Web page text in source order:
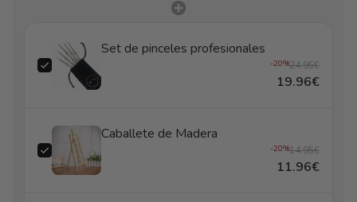
Set de pinceles profesionales
-20%24.95€
19.96€
Caballete de Madera
-20%14.95€
11.96€